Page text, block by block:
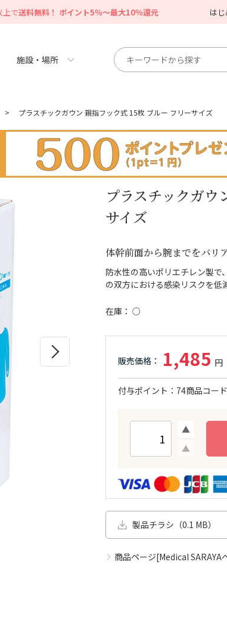
上で送料無料！ ポイント5％～最大10％還元 は
施設・場所
> プラスチックガウン 親指フック式 15枚 ブルー フリーサイズ
プラスチックガウ
サイズ
体幹前面から腕までをバリ
防水性の高いポリエチレン製で
の双方における感染リスクを低
在庫 ○
1,485
付与ポイント 74商品コード
製品チラシ（0.1 MB）
商品ページ[Medical SARAYA